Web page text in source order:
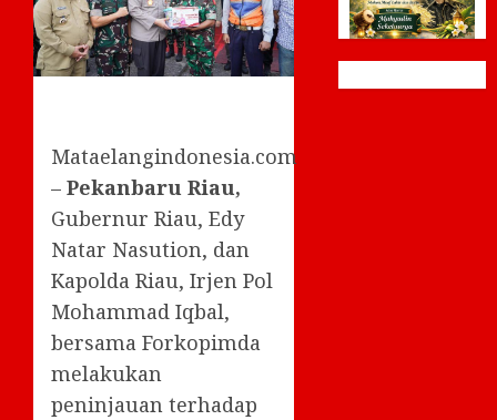
Mataelangindonesia.com
– Pekanbaru Riau,
Gubernur Riau, Edy
Natar Nasution, dan
Kapolda Riau, Irjen Pol
Mohammad Iqbal,
bersama Forkopimda
melakukan
peninjauan terhadap